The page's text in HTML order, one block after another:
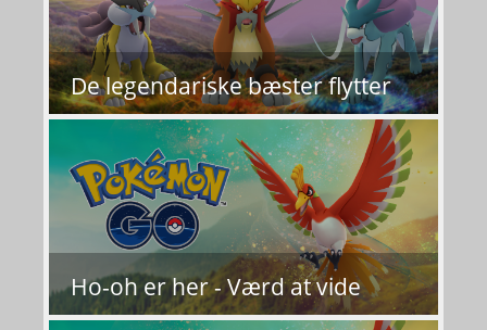
De legendariske bæster flytter
Ho-oh er her - Værd at vide